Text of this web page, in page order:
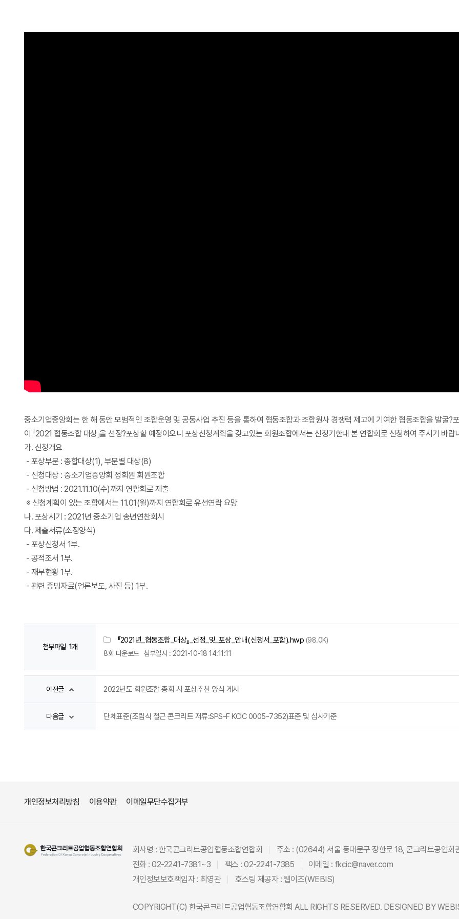
중소기업중앙회는 한 해 동안 모범적인 조합운영 및 공동사업 추진 등을 통하여 협동조합과 조합원사 경쟁력 제고에 기여한 협동조합을 발굴
이 「2021 협동조합 대상」을 선정?포상할 예정이오니 포상신청계획을 갖고있는 회원조합에서는 신청기한내 본 연합회로 신청하여 주시기 바랍
가. 신청개요
- 포상부문 : 종합대상(1), 부문별 대상(8)
- 신청대상 : 중소기업중앙회 정회원 회원조합
- 신청방법 : 2021.11.10(수)까지 연합회로 제출
※ 신청계획이 있는 조합에서는 11.01(월)까지 연합회로 유선연락 요망
나. 포상시기 : 2021년 중소기업 송년연찬회시
다. 제출서류(소정양식)
- 포상신청서 1부.
- 공적조서 1부.
- 재무현황 1부.
- 관련 증빙자료(언론보도, 사진 등) 1부.
첨부파일 1개
『2021년_협동조합_대상』_선정_및_포상_안내(신청서_포함).hwp (98.0K)
8회 다운로드 첨부일시 : 2021-10-18 14:11:11
이전글 2022년도 회원조합 총회 시 포상추천 양식 게시
다음글 단체표준(조립식 철근 콘크리트 저류:SPS-F KCIC 0005-7352)표준 및 심사기준
개인정보처리방침 이용약관 이메일무단수집거부
회사명 : 한국콘크리트공업협동조합연합회
주소 : (02644) 서울 동대문구 장한로 18, 콘크리트공업회
전화 : 02-2241-7381~3
팩스 : 02-2241-7385
이메일 : fkcic@naver.com
개인정보보호책임자 : 최영관
호스팅 제공자 : 웹이즈(WEBIS)
COPYRIGHT(C)한국콘크리트공업협동조합연합회 ALL RIGHTS RESERVED. DESIGNED BY